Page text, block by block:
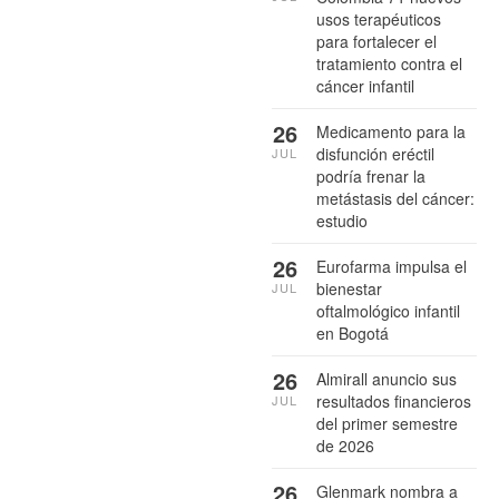
usos terapéuticos
para fortalecer el
tratamiento contra el
cáncer infantil
Medicamento para la
disfunción eréctil
podría frenar la
metástasis del cáncer:
estudio
26
JUL
Eurofarma impulsa el
bienestar
oftalmológico infantil
en Bogotá
26
JUL
Almirall anuncio sus
resultados financieros
del primer semestre
de 2026
26
JUL
Glenmark nombra a